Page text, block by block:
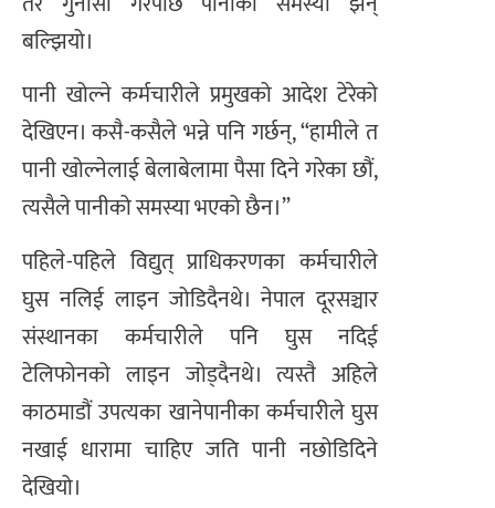
बल्झियो।
पानी खोल्ने कर्मचारीले प्रमुखको आदेश टेरेको
देखिएन। कसै-कसैले भन्ने पनि गर्छन्, “हामीले त
पानी खोल्नेलाई बेलाबेलामा पैसा दिने गरेका छौं,
त्यसैले पानीको समस्या भएको छैन।”
पहिले-पहिले विद्युत् प्राधिकरणका कर्मचारीले
घुस नलिई लाइन जोडिदैनथे। नेपाल दूरसञ्चार
संस्थानका कर्मचारीले पनि घुस नदिई
टेलिफोनको लाइन जोड्दैनथे। त्यस्तै अहिले
काठमाडौं उपत्यका खानेपानीका कर्मचारीले घुस
नखाई धारामा चाहिए जति पानी नछोडिदिने
देखियो।